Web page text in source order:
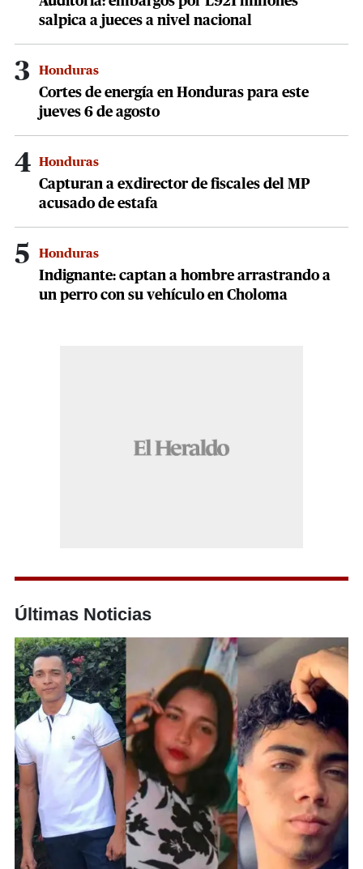
salpica a jueces a nivel nacional
3 Honduras
Cortes de energía en Honduras para este
jueves 6 de agosto
4 Honduras
Capturan a exdirector de fiscales del MP
acusado de estafa
5 Honduras
Indignante: captan a hombre arrastrando a
un perro con su vehículo en Choloma
Últimas Noticias